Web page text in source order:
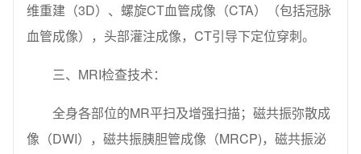
维重建（3D）、螺旋CT血管成像（CTA）（包括冠脉
血管成像），头部灌注成像，CT引导下定位穿刺。
三、MRI检查技术：
全身各部位的MR平扫及增强扫描；磁共振弥散成
像（DWI），磁共振胰胆管成像（MRCP)，磁共振泌